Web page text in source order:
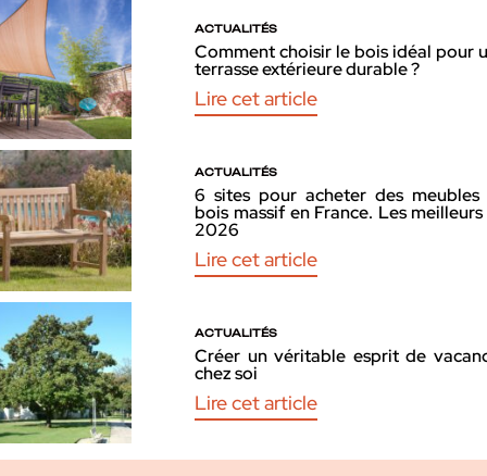
ACTUALITÉS
Comment choisir le bois idéal pour
terrasse extérieure durable ?
Lire cet article
ACTUALITÉS
6 sites pour acheter des meubles
bois massif en France. Les
2026
Lire cet article
ACTUALITÉS
Créer un véritable esprit de
chez soi
Lire cet article